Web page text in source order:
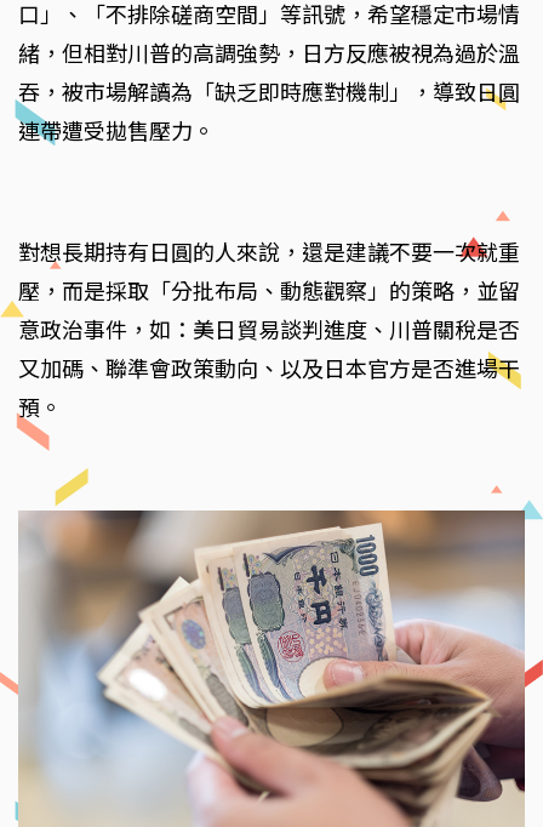
口」、「不排除磋商空間」等訊號，希望穩定市場情
緒，但相對川普的高調強勢，日方反應被視為過於溫
吞，被市場解讀為「缺乏即時應對機制」，導致日圓
連帶遭受拋售壓力。
對想長期持有日圓的人來說，還是建議不要一次就重
壓，而是採取「分批布局、動態觀察」的策略，並留
意政治事件，如：美日貿易談判進度、川普關稅是否
又加碼、聯準會政策動向、以及日本官方是否進場干
預。